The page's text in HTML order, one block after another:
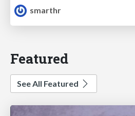
smarthr
Featured
See All Featured